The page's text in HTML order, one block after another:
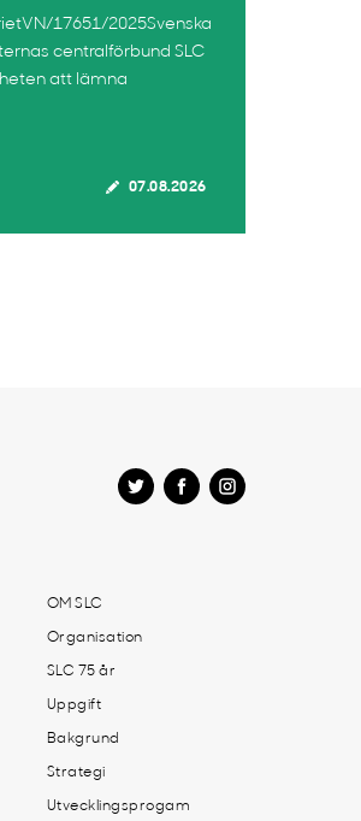
17651/2025Svenska
centralförbund SLC
att lämna
07.08.2026
OM SLC
Organisation
SLC 75 år
Uppgift
Bakgrund
Strategi
Utvecklingsprogam